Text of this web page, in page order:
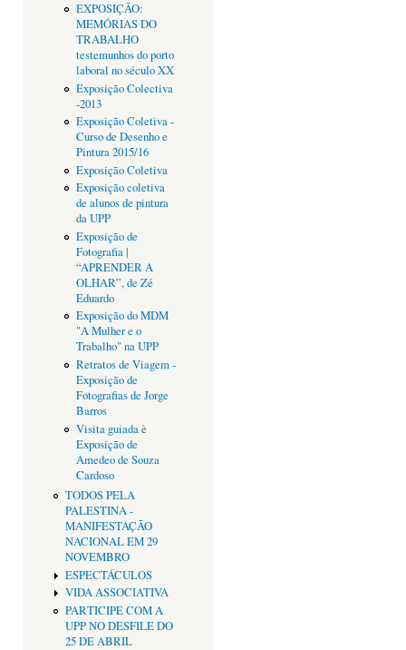
EXPOSIÇÃO:
MEMÓRIAS DO
TRABALHO
testemunhos do porto
laboral no século XX
Exposição Colectiva
-2013
Exposição Coletiva -
Curso de Desenho e
Pintura 2015/16
Exposição Coletiva
Exposição coletiva
de alunos de pintura
da UPP
Exposição de
Fotografia |
“APRENDER A
OLHAR”, de Zé
Eduardo
Exposição do MDM
"A Mulher e o
Trabalho" na UPP
Retratos de Viagem -
Exposição de
Fotografias de Jorge
Barros
Visita guiada è
Exposição de
Amedeo de Souza
Cardoso
TODOS PELA
PALESTINA -
MANIFESTAÇÃO
NACIONAL EM 29
NOVEMBRO
ESPECTÁCULOS
VIDA ASSOCIATIVA
PARTICIPE COM A
UPP NO DESFILE DO
25 DE ABRIL